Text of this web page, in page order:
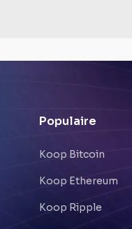
Populaire
Koop Bitcoin
Koop Ethereum
Koop Ripple